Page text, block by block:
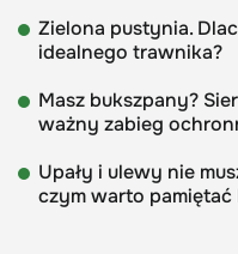
Zielona pustynia.
idealnego trawnika?
Masz bukszpany?
ważny zabieg
Upały i ulewy nie
czym warto pamiętać